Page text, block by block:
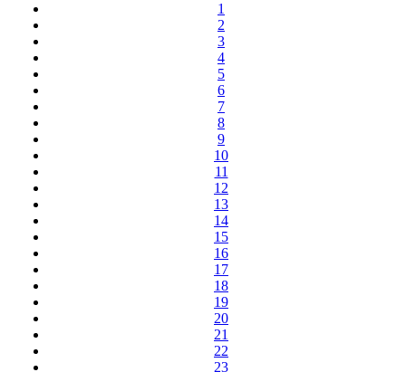
1
2
3
4
5
6
7
8
9
10
11
12
13
14
15
16
17
18
19
20
21
22
23